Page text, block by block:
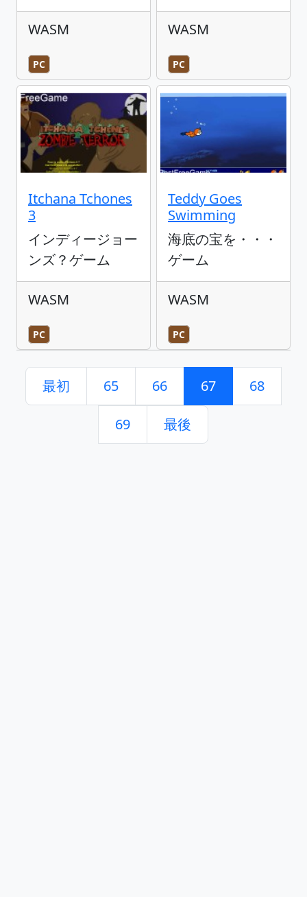
WASM
PC
WASM
PC
Itchana Tchones
3
インディージョー
ンズ？ゲーム
WASM
PC
Teddy Goes
Swimming
海底の宝を・・・
ゲーム
WASM
PC
最初 65 66 67 68
69 最後